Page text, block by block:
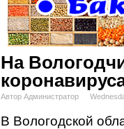
На
Автор Администратор
В Вологодской